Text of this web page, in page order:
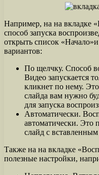
Например, на на вкладке
способ запуска
открыть список
вариантов:
По щелчку. Способ
Видео запускается
кликнет по нему.
слайда вам нужно
для запуска
Автоматически.
автоматически. Это
слайд с
Также на на вкладке
полезные настройки,